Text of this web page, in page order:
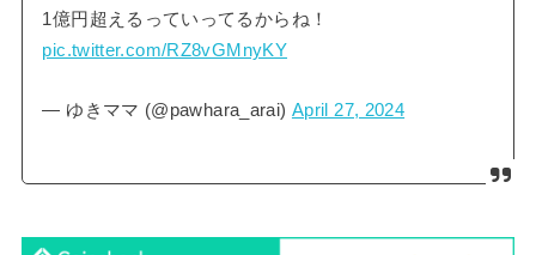
1億円超えるっていってるからね！
pic.twitter.com/RZ8vGMnyKY
— ゆきママ (@pawhara_arai) April 27, 2024